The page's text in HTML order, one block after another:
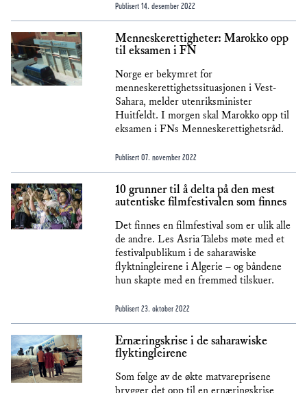
Publisert 14. desember 2022
Menneskerettigheter: Marokko opp
til eksamen i FN
Norge er bekymret for
menneskerettighetssituasjonen i Vest-
Sahara, melder utenriksminister
Huitfeldt. I morgen skal Marokko opp til
eksamen i FNs Menneskerettighetsråd.
Publisert 07. november 2022
10 grunner til å delta på den mest
autentiske filmfestivalen som finnes
Det finnes en filmfestival som er ulik alle
de andre. Les Asria Talebs møte med et
festivalpublikum i de saharawiske
flyktningleirene i Algerie – og båndene
hun skapte med en fremmed tilskuer.
Publisert 23. oktober 2022
Ernæringskrise i de saharawiske
flyktingleirene
Som følge av de økte matvareprisene